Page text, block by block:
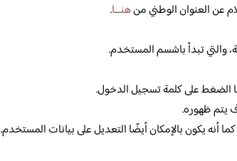
عن العنوان الوطني منهنـــا.
والتي تبدأ باشسم المستخدم.
الضغط على كلمة تسجيل الدخول.
يتم ظهوره.
أنه يكون بالإمكان أيضًا التعديل على بيانات المستخدم.